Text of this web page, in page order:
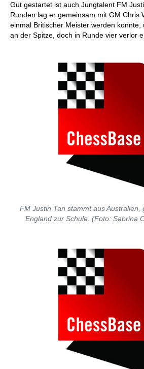
Gut gestartet ist auch Jungtalent FM
Runden lag er gemeinsam mit GM Chris
einmal Britischer Meister werden konnte,
an der Spitze, doch in Runde vier verlor
FM Justin Tan stammt aus Australien,
England zur Schule. (Foto: Sabrina